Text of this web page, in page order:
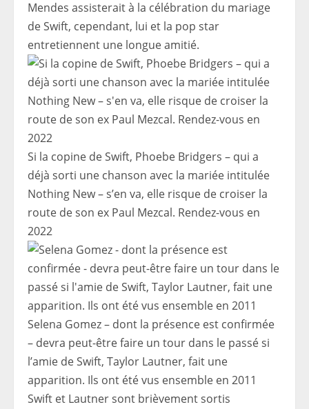
Mendes assisterait à la célébration du mariage
de Swift, cependant, lui et la pop star
entretiennent une longue amitié.
Si la copine de Swift, Phoebe Bridgers – qui a
déjà sorti une chanson avec la mariée intitulée
Nothing New – s’en va, elle risque de croiser la
route de son ex Paul Mezcal. Rendez-vous en
2022
Selena Gomez – dont la présence est confirmée
– devra peut-être faire un tour dans le passé si
l’amie de Swift, Taylor Lautner, fait une
apparition. Ils ont été vus ensemble en 2011
Swift et Lautner sont brièvement sortis